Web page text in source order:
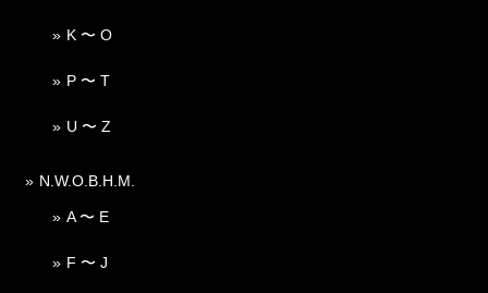
K 〜 O
P 〜 T
U 〜 Z
N.W.O.B.H.M.
A 〜 E
F 〜 J